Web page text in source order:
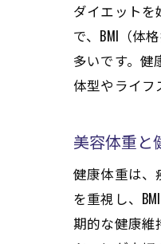
ダイエット
で、BMI（体
多いです。
体型やライフ
美容体重と
健康体重は、
を重視し、
期的な健康維